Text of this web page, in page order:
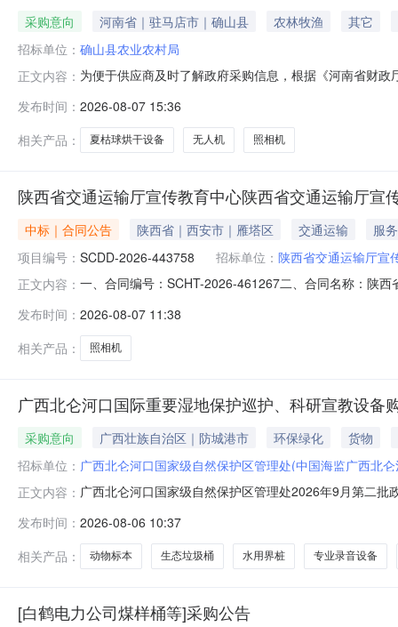
采购意向 河南省｜驻马店市｜确山县 农林牧渔
其它
招标单位： 确山县农业农村局
正文内容： 为便于供应商及时了解政府采购信息，根据《河南省财
采购夏枯球烘干设备1台、无人机1台、照相机1台，用于
以相关采购公告和采购文件
发布时间： 2026-08-07 15:36
相关产品：
夏枯球烘干设备 无人机 照相机
陕西省交通运输厅宣传教育中心陕西省交通运输厅
中标｜合同公告 陕西省｜西安市｜雁塔区 交通运输
服务
项目编号： SCDD-2026-443758 招标单位： 陕西省交通运输厅宣
正文内容： 一、合同编号：SCHT-2026-461267二、合同名称：陕
自动化有限公司地址：陕西省西安市雁塔区雁塔路南段
发布时间： 2026-08-07 11:38
相关产品：
照相机
广西北仑河口国际重要湿地保护巡护、科研宣教设备
采购意向 广西壮族自治区｜防城港市 环保绿化
货物
招标单位： 广西北仑河口国家级自然保护区管理处(中国海监广西北
正文内容： 广西北仑河口国家级自然保护区管理处2026年9月第二
广西北仑河口国际重要湿地保护巡护、科研宣教设备购
动车7辆，热成像夜视仪
发布时间： 2026-08-06 10:37
相关产品：
动物标本 生态垃圾桶 水用界桩 专业录音设备
[白鹤电力公司煤样桶等]采购公告